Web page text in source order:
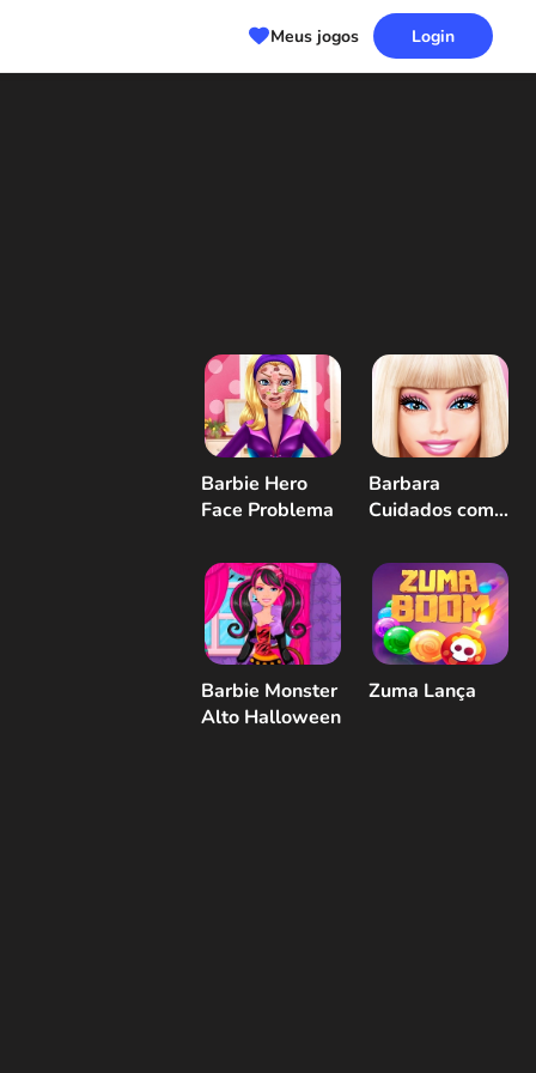
Meus jogos Login
Barbie Hero
Face Problema
Barbara
Cuidados com a
Barbie Monster
Alto Halloween
Zuma Lança